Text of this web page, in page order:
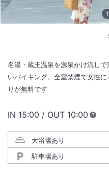
1
名湯・蔵王温泉を源泉かけ流し
いバイキング。全室禁煙で女性
りが無料です
IN チェックイン
15:00 / OUT チェックア
10:00
大浴場あり
駐車場あり